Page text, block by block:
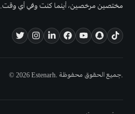
مختصين مرخصين، أينما كنت وفي أي وقت.
© 2026 Estenarh. جميع الحقوق محفوظة.